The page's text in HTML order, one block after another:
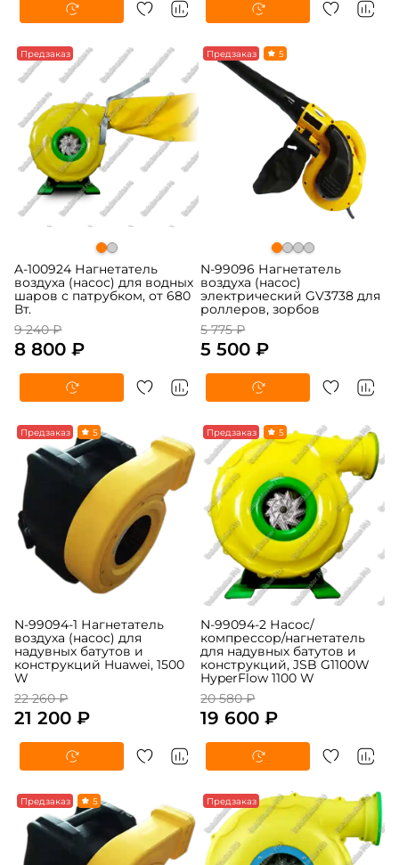
-5% Предзаказ
A-100924 Нагнетатель
воздуха (насос) для водных
шаров с патрубком, от 680
Вт.
9 240 ₽
8 800 ₽
-5% Предзаказ
N-99096 Нагнетатель
воздуха (насос)
электрический GV3738 для
роллеров, зорбов
5 775 ₽
5 500 ₽
-5% Предзаказ
N-99094-1 Нагнетатель
воздуха (насос) для
надувных батутов и
конструкций Huawei, 1500
W
22 260 ₽
21 200 ₽
-5% Предзаказ 5
N-99094-2 Насос/
компрессор/нагнетатель
для надувных батутов и
конструкций, JSB G1100W
HyperFlow 1100 W
20 580 ₽
19 600 ₽
-5% Предзаказ -5% Предзаказ